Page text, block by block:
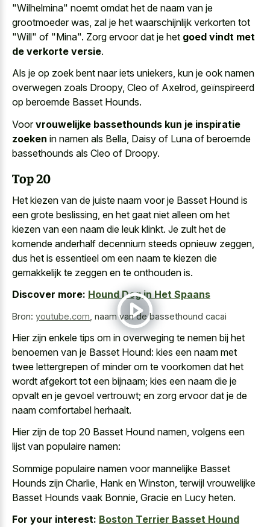
"Wilhelmina" noemt omdat het de naam van je
grootmoeder was, zal je het waarschijnlijk verkorten tot
"Will" of "Mina". Zorg ervoor dat je het goed vindt met
de verkorte versie.
Als je op zoek bent naar iets uniekers, kun je ook namen
overwegen zoals Droopy, Cleo of Axelrod, geïnspireerd
op beroemde Basset Hounds.
Voorvrouwelijke bassethounds kun je inspiratie
zoeken in namen als Bella, Daisy of Luna of beroemde
bassethounds als Cleo of Droopy.
Top 20
Het kiezen van de juiste naam voor je Basset Hound is
een grote beslissing, en het gaat niet alleen om het
kiezen van een naam die leuk klinkt. Je zult het de
komende anderhalf decennium steeds opnieuw zeggen,
dus het is essentieel om een naam te kiezen die
gemakkelijk te zeggen en te onthouden is.
Discover more: Hound Dog in Het Spaans
Bron: youtube.com naam van de bassethound cacai
Hier zijn enkele tips om in overweging te nemen bij het
benoemen van je Basset Hound: kies een naam met
twee lettergrepen of minder om te voorkomen dat het
wordt afgekort tot een bijnaam; kies een naam die je
opvalt en je gevoel vertrouwt; en zorg ervoordat je de
naam comfortabel herhaalt.
Hier zijn de top 20 Basset Hound namen, volgens een
lijst van populaire namen:
Sommige populaire namen voor mannelijke Basset
Hounds zijn Charlie, Hank en Winston, terwijl vrouwelijke
Basset Hounds vaak Bonnie, Gracie en Lucy heten.
For your interest: Boston Terrier Basset Hound